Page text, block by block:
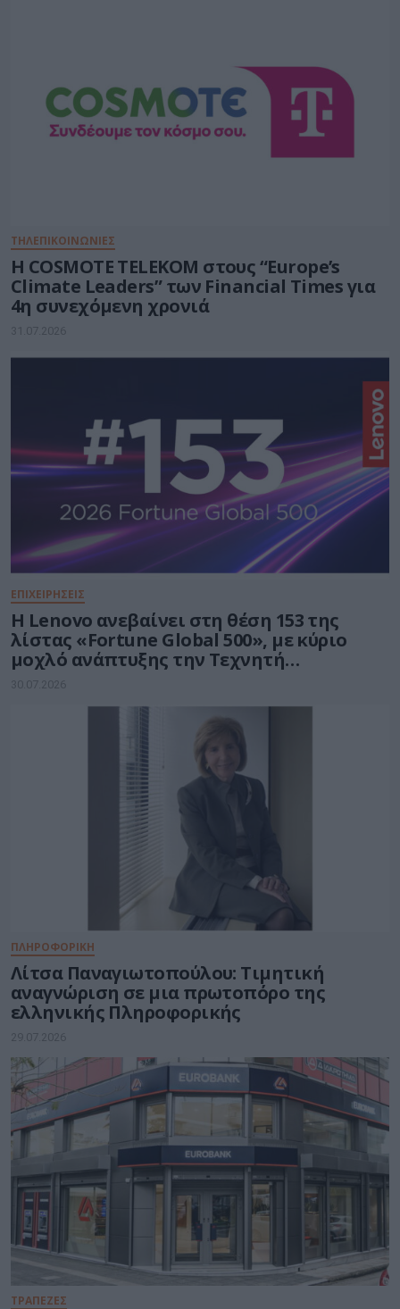
ΤΗΛΕΠΙΚΟΙΝΩΝΙΕΣ
Η COSMOTE TELEKOM στους “Europe’s
Climate Leaders” των Financial Times για
4η συνεχόμενη χρονιά
31.07.2026
ΕΠΙΧΕΙΡΗΣΕΙΣ
Η Lenovo ανεβαίνει στη θέση 153 της
λίστας «Fortune Global 500», με κύριο
μοχλό ανάπτυξης την Τεχνητή
Νοημοσύνη
30.07.2026
ΠΛΗΡΟΦΟΡΙΚΗ
Λίτσα Παναγιωτοπούλου: Τιμητική
αναγνώριση σε μια πρωτοπόρο της
ελληνικής Πληροφορικής
29.07.2026
ΤΡΑΠΕΖΕΣ